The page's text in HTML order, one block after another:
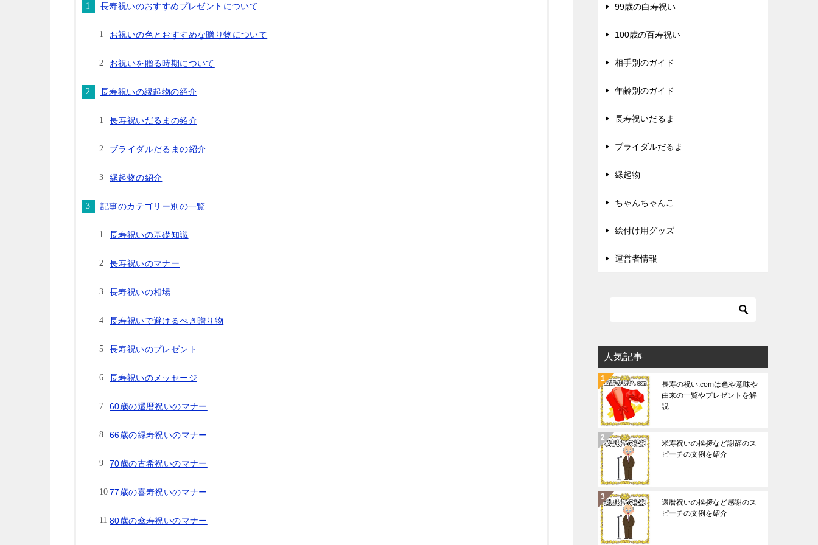
長寿祝いのおすすめプレゼントについて
お祝いの色とおすすめな贈り物について
お祝いを贈る時期について
長寿祝いの縁起物の紹介
長寿祝いだるまの紹介
ブライダルだるまの紹介
縁起物の紹介
記事のカテゴリー別の一覧
長寿祝いの基礎知識
長寿祝いのマナー
長寿祝いの相場
長寿祝いで避けるべき贈り物
長寿祝いのプレゼント
長寿祝いのメッセージ
60歳の還暦祝いのマナー
66歳の緑寿祝いのマナー
70歳の古希祝いのマナー
77歳の喜寿祝いのマナー
80歳の傘寿祝いのマナー
99歳の白寿祝い
100歳の百寿祝い
相手別のガイド
年齢別のガイド
長寿祝いだるま
ブライダルだるま
縁起物
ちゃんちゃんこ
絵付け用グッズ
運営者情報
人気記事
長寿の祝い.comは色や意味や
由来の一覧やプレゼントを解
説
米寿祝いの挨拶など謝辞のス
ピーチの文例を紹介
還暦祝いの挨拶など感謝のス
ピーチの文例を紹介